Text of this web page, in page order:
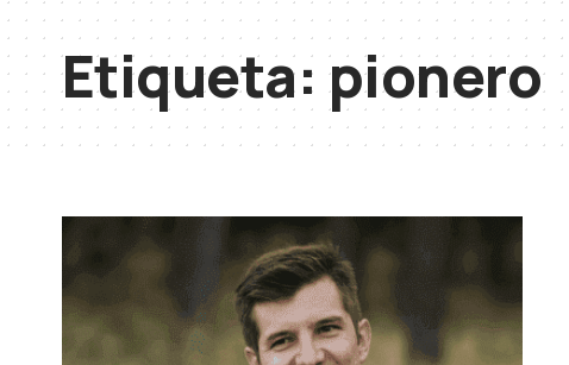
Etiqueta: pionero